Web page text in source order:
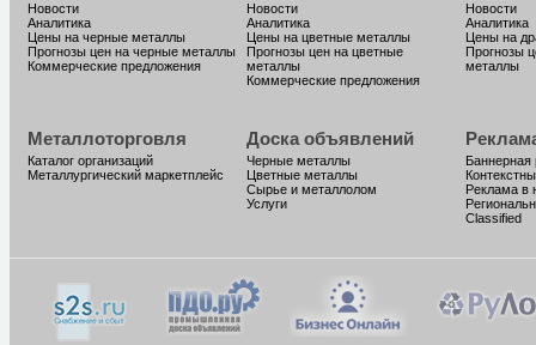
Новости
Аналитика
Цены на черные металлы
Прогнозы цен на черные металлы
Коммерческие предложения
Новости
Аналитика
Цены на цветные металлы
Прогнозы цен на цветные
металлы
Коммерческие предложения
Новости
Аналитика
Цены на
Прогнозы
металлы
Металлоторговля
Каталог организаций
Металлургический маркетплейс
Доска объявлений
Черные металлы
Цветные металлы
Сырье и металлолом
Услуги
Баннерная
Реклама в
Classified